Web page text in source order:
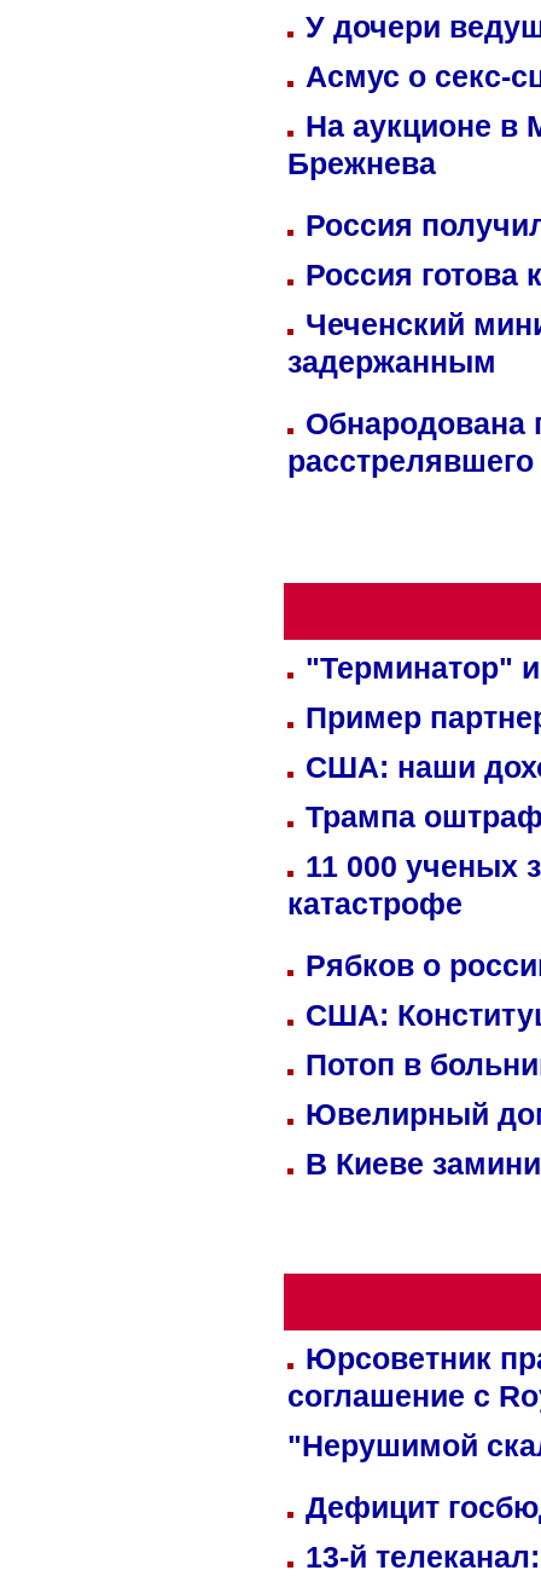
У дочери
Асмус о секс-
На аукционе в
Брежнева
Россия
Россия готова
Чеченский
задержанным
Обнародована
"Терминатор"
Пример
США: наши
Трампа
11 000 ученых
катастрофе
Рябков о
США:
Потоп в
Ювелирный
В Киеве
Юрсоветник
соглашение с
"Нерушимой
Дефицит
13-й